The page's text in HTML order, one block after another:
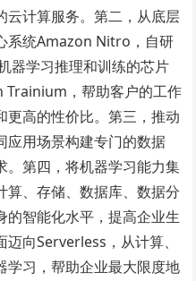
云计算服务。第二，从底层
系统Amazon Nitro，自研
器学习推理和训练的芯片
，帮助客户的工作
更高的性价比。第三，推动
应用场景构建专门的数据
。第四，将机器学习能力集
算、存储、数据库、数据分
的智能化水平，提高企业生
向Serverless，从计算、
学习，帮助企业最大限度地